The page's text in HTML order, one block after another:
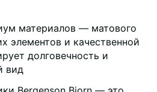
материалов — матового
элементов и качественной
долговечность и
вид